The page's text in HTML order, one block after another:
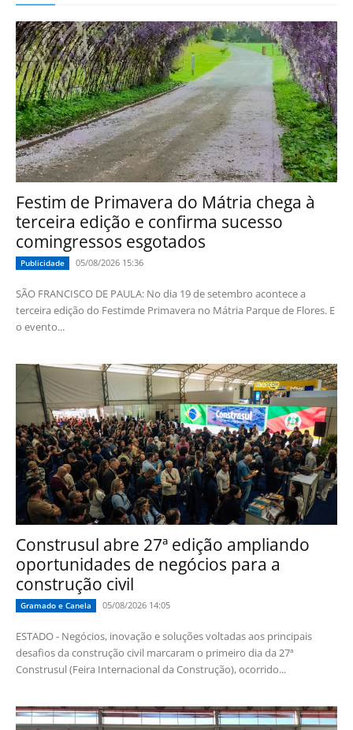
Festim de Primavera do Mátria chega à
terceira edição e confirma sucesso
comingressos esgotados
Publicidade 05/08/2026 15:36
SÃO FRANCISCO DE PAULA: No dia 19 de setembro acontece a
terceira edição do Festimde Primavera no Mátria Parque de Flores. E
o evento...
Construsul abre 27ª edição ampliando
oportunidades de negócios para a
construção civil
Gramado e Canela 05/08/2026 14:05
ESTADO - Negócios, inovação e soluções voltadas aos principais
desafios da construção civil marcaram o primeiro dia da 27ª
Construsul (Feira Internacional da Construção), ocorrido...